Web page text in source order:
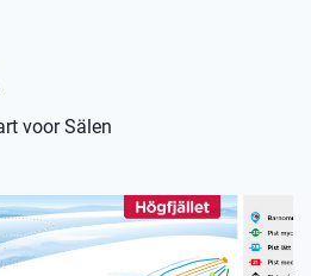
voor Sälen